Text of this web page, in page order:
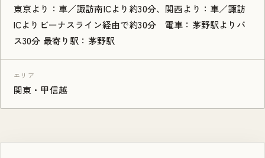
東京より：車／諏訪南ICより約30分、関西より：車／諏訪
ICよりビーナスライン経由で約30分 電車：茅野駅よりバ
ス30分 最寄り駅：茅野駅
エリア
関東・甲信越